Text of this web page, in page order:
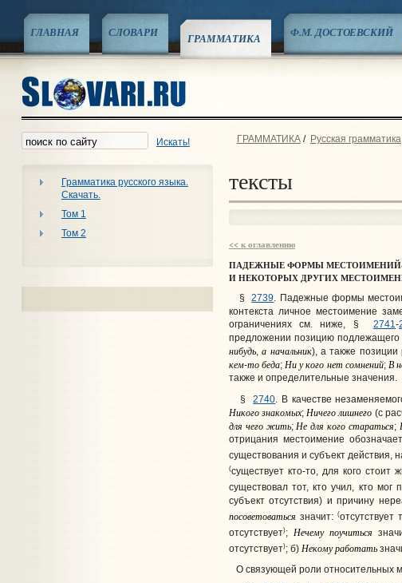
ГЛАВНАЯ СЛОВАРИ ГРАММАТИКА Ф.М. ДОСТОЕВСКИЙ
Искать!
Грамматика русского языка.
Скачать.
Том 1
Том 2
ГРАММАТИКА/ Русская грамматика
тексты
<< к оглавлению
ПАДЕЖНЫЕФОРМЫ
ИНЕКОТОРЫХДРУГИХ
§2739. Падежные формы
контекста личное местоимение
ограничениях см. ниже, §2741-
предложении позицию подлежащего
нибудь,а начальник), а также
кем-тобеда;Ни укого нет сомнений; В
также и определительные значения.
§2740. В качестве
Никого знакомых;Ничего лишнего (с
для чего жить;Не для кого стараться;
отрицания местоимение
существования и субъект действия,
(существует кто-то, для кого стоит
существовал тот, кто учил, кто мог
субъект отсутствия) и причину
посоветоваться значит:(
отсутствует); Нечему поучиться
отсутствует); б) Некомуработать
О связующей роли относительных